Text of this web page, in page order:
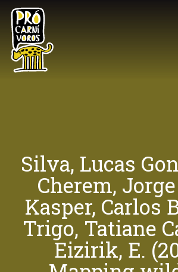
Skip
main
content
Silva, Lucas
Cherem,
Kasper, Carlos
Trigo, Tatiane
Eizirik, E.